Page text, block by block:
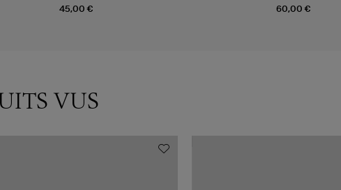
45,00 € 60,00 €
VUS